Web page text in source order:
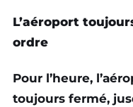
L’aéroport
ordre
Pour l’heure,
toujours fermé,